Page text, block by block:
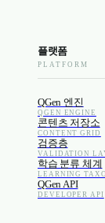
플랫폼
PLATFORM
QGen 엔진
QGEN ENGINE
콘텐츠 저장소
CONTENT GRID
검증층
VALIDATION
학습 분류 체계
LEARNING
QGen API
DEVELOPER API